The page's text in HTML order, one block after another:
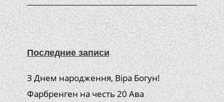
Последние записи
З Днем народження, Віра Богун!
Фарбренген на честь 20 Ава